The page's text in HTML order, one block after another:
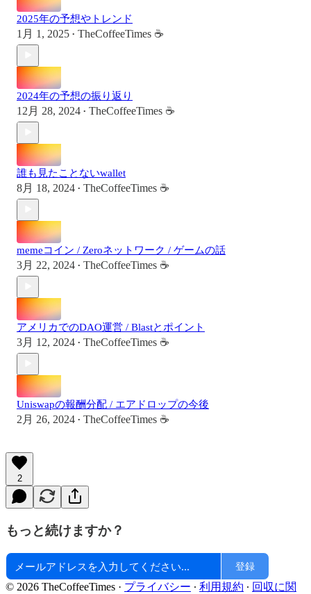
2025年の予想やトレンド
1月 1, 2025 • TheCoffeeTimes ☕
2024年の予想の振り返り
12月 28, 2024 • TheCoffeeTimes ☕
誰も見たことないwallet
8月 18, 2024 • TheCoffeeTimes ☕
memeコイン / Zeroネットワーク / ゲームの話
3月 22, 2024 • TheCoffeeTimes ☕
アメリカでのDAO運営 / Blastとポイント
3月 12, 2024 • TheCoffeeTimes ☕
Uniswapの報酬分配 / エアドロップの今後
2月 26, 2024 • TheCoffeeTimes ☕
2
もっと続けますか？
登録
© 2026 TheCoffeeTimes · プライバシー ∙ 利用規約 ∙ 回収に関